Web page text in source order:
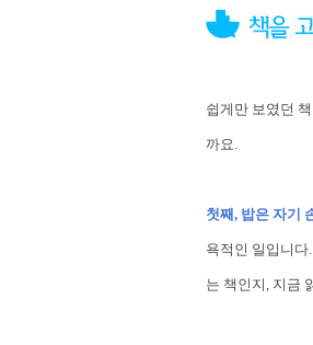
쉽게만 보였던
까요.
첫째, 밥은 자기
욕적인 일입니
는 책인지, 지금